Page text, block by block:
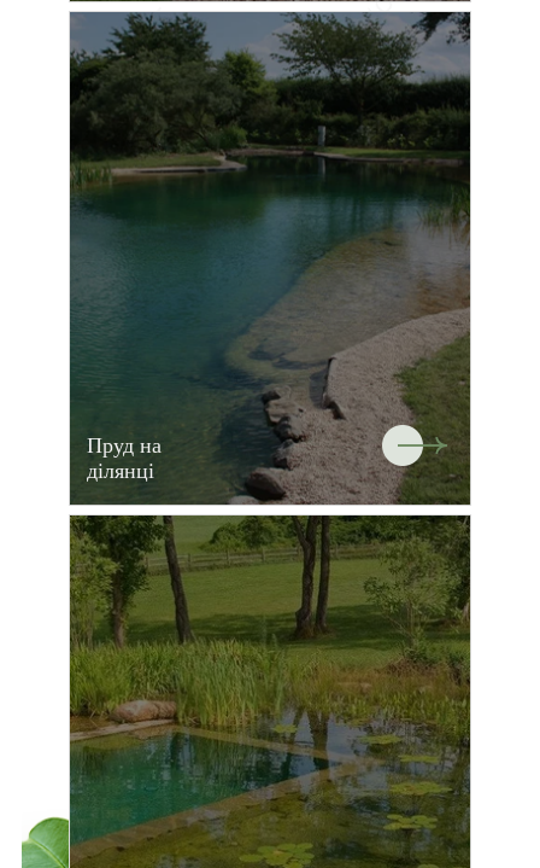
Пруд на
ділянці